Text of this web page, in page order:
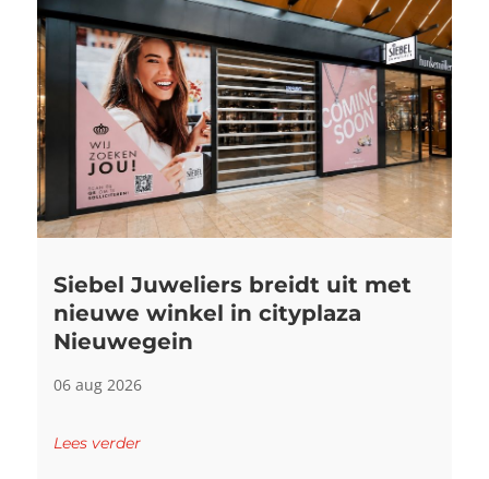
Siebel Juweliers breidt uit met
nieuwe winkel in cityplaza
Nieuwegein
06 aug 2026
Lees verder